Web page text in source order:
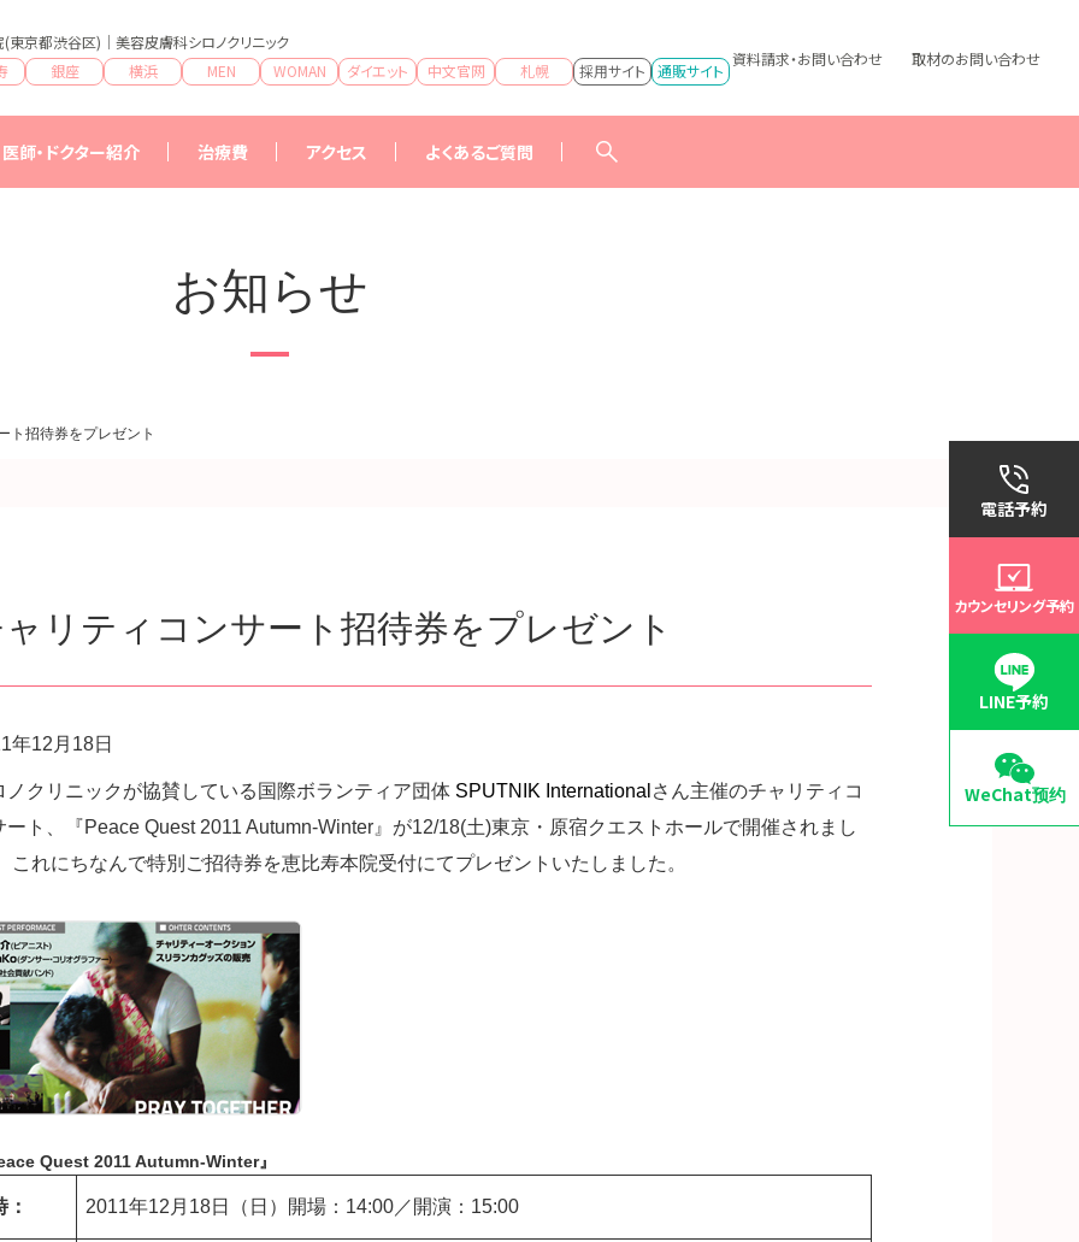
東京都渋谷区)｜美容皮膚科シロノクリニック
銀座 横浜 MEN WOMAN ダイエット 中文官网 札幌 採用サイト 通販サイト
資料請求・お問い合わせ 取材のお問い合わせ
医師・ドクター紹介 治療費 アクセス よくあるご質問
電話予約
カウンセリング予約
LINE予約
WeChat预约
お知らせ
ト招待券をプレゼント
リティコンサート招待券をプレゼント
年12月18日
ノクリニックが協賛している国際ボランティア団体 SPUTNIK International さん主催のチャリティコ
ート、『Peace Quest 2011 Autumn-Winter』が12/18(土)東京・原宿クエストホールで開催されまし
これにちなんで特別ご招待券を恵比寿本院受付にてプレゼントいたしました。
Quest 2011 Autumn-Winter』
： 2011年12月18日（日）開場：14:00／開演：15:00